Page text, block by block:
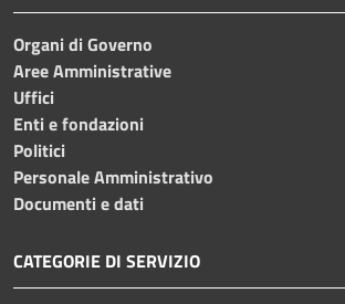
Organi di Governo
Aree Amministrative
Uffici
Enti e fondazioni
Politici
Personale Amministrativo
Documenti e dati
CATEGORIE DI SERVIZIO